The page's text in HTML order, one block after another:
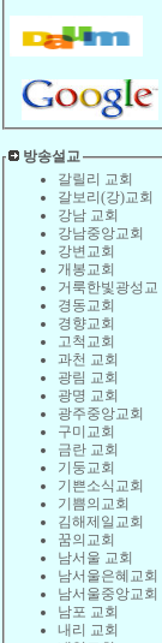
방송설교
갈릴리 교회
갈보리(강)교회
강남 교회
강남중앙교회
강변교회
개봉교회
거룩한빛광성교
경동교회
경향교회
고척교회
과천 교회
광림 교회
광명 교회
광주중앙교회
구미교회
금란 교회
기둥교회
기쁜소식교회
기쁨의교회
김해제일교회
꿈의교회
남서울 교회
남서울은혜교회
남서울중앙교회
남포 교회
내리 교회